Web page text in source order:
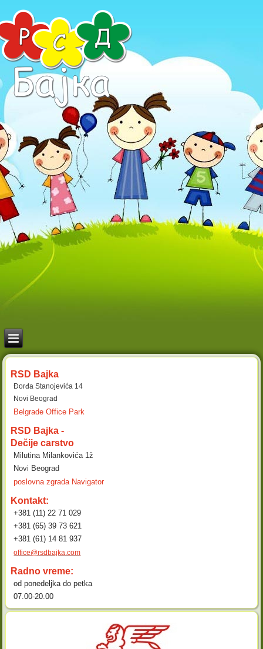
RSD Bajka
Đorđa Stanojevića 14
Novi Beograd
Belgrade Office Park
RSD Bajka -
Dečije carstvo
Milutina Milankovića 1ž
Novi Beograd
poslovna zgrada Navigator
Kontakt:
+381 (11) 22 71 029
+381 (65) 39 73 621
+381 (61) 14 81 937
office@rsdbajka.com
Radno vreme:
od ponedeljka do petka
07.00-20.00